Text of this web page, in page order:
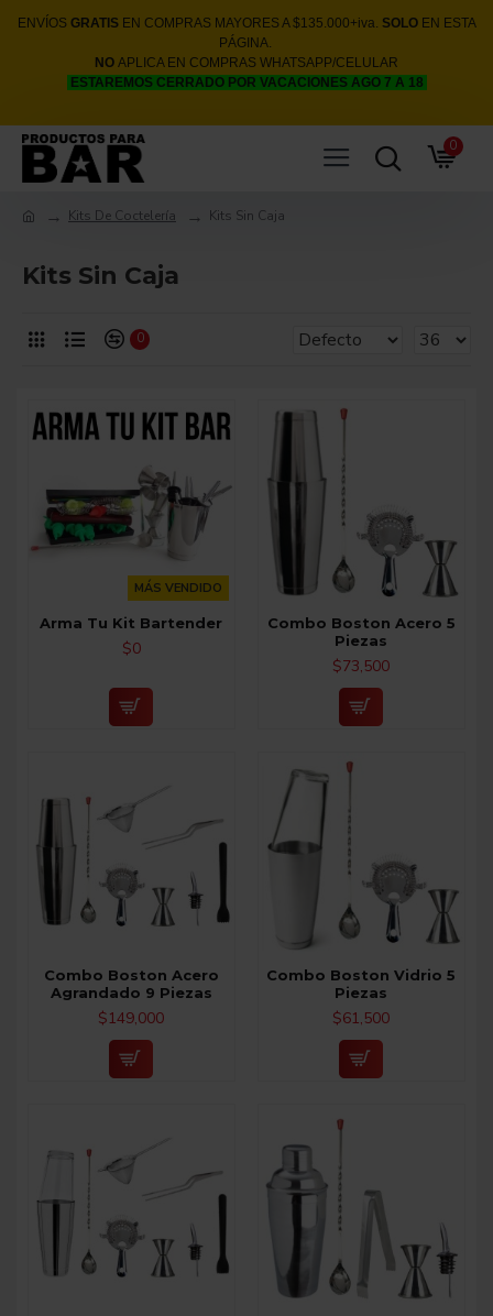
ENVÍOS GRATISEN COMPRAS MAYORES A $135.000+iva. SOLOEN ESTA
PÁGINA.
NO APLICA EN COMPRAS WHATSAPP/CELULAR
ESTAREMOS CERRADO POR VACACIONES AGO 7 A 18
0
Kits De Coctelería Kits Sin Caja
Kits Sin Caja
0
MÁS VENDIDO
Arma Tu Kit Bartender
$0
Combo Boston Acero 5
Piezas
$73,500
Combo Boston Acero
Agrandado 9 Piezas
$149,000
Combo Boston Vidrio 5
Piezas
$61,500